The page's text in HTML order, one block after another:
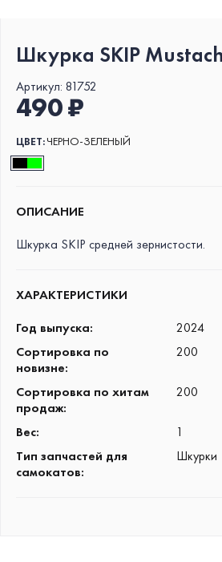
Шкурка SKIP
Артикул: 81752
490 ₽
ЦВЕТ:ЧЕРНО-ЗЕЛЕНЫЙ
ОПИСАНИЕ
Шкурка SKIP средней зернистости.
ХАРАКТЕРИСТИКИ
Год выпуска:
2024
Сортировка по
новизне:
200
Сортировка по хитам
продаж:
200
Вес:
1
Тип запчастей для
самокатов:
Шкурки